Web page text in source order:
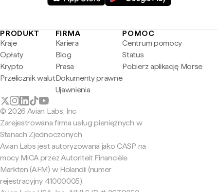
PRODUKT
Kraje
Opłaty
Krypto
Przelicznik walut
FIRMA
Kariera
Blog
Prasa
Dokumenty prawne
Ujawnienia
POMOC
Centrum pomocy
Status
Pobierz aplikację Morse
© 2026 Avian Labs, Inc
Zarejestrowana firma usług pieniężnych w
Stanach Zjednoczonych
Avian Labs jest autoryzowana jako CASP na
mocy MiCA przez Autoriteit Financiële
Markten (AFM) w Holandii (numer
rejestracyjny 41000005).